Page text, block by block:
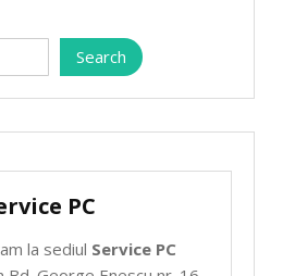
Search
PC
la sediul Service PC